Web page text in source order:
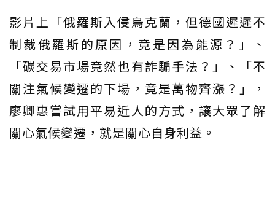
影片上「俄羅斯入侵烏克蘭，但德國遲遲不
制裁俄羅斯的原因，竟是因為能源？」、
「碳交易市場竟然也有詐騙手法？」、「不
關注氣候變遷的下場，竟是萬物齊漲？」，
廖卿惠嘗試用平易近人的方式，讓大眾了解
關心氣候變遷，就是關心自身利益。